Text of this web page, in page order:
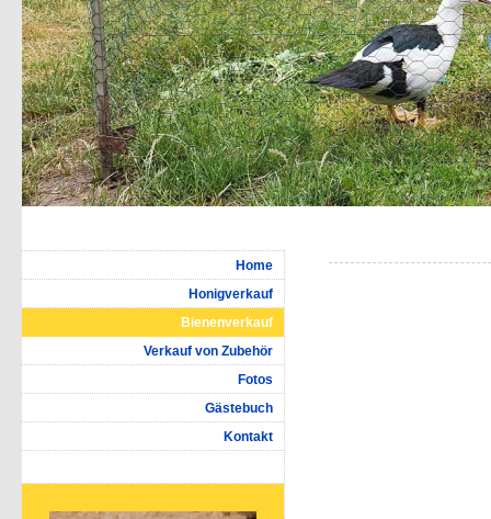
Home
Honigverkauf
Bienenverkauf
Verkauf von Zubehör
Fotos
Gästebuch
Kontakt